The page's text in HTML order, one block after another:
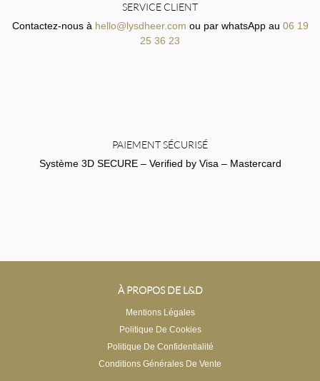
SERVICE CLIENT
Contactez-nous à hello@lysdheer.com ou par whatsApp au 06 19
25 36 23
PAIEMENT SÉCURISÉ
Système 3D SECURE – Verified by Visa – Mastercard
À PROPOS DE L&D
Mentions Légales
Politique De Cookies
Politique De Confidentialité
Conditions Générales De Vente